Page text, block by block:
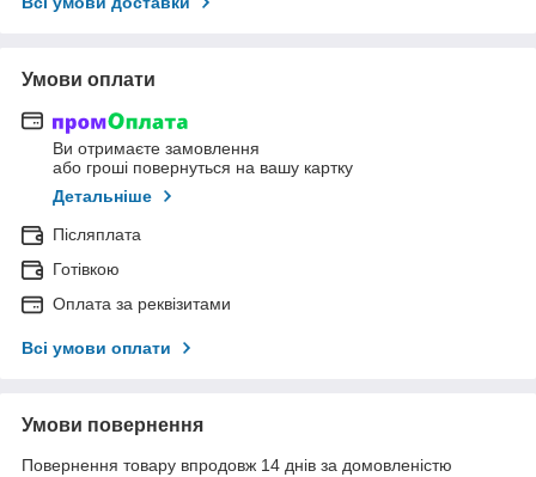
Умови оплати
Ви отримаєте замовлення
або гроші повернуться на вашу картку
Детальніше
Післяплата
Готівкою
Оплата за реквізитами
Всі умови оплати
Умови повернення
Повернення товару впродовж 14 днів за домовленістю